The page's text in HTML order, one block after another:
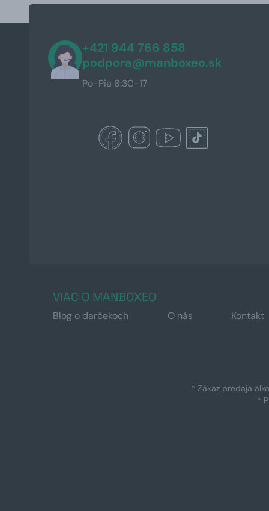
+421 944 766 858
podpora@manboxeo.sk
Po-Pia 8:30-17
VIAC O MANBOXEO
Blog o darčekoch O nás Kontakt
* Zákaz predaja
*